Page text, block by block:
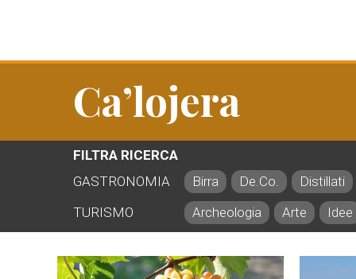
Ca’lojera
FILTRA RICERCA
GASTRONOMIA
Birra De.Co.
Distillati
TURISMO
Archeologia Arte Idee